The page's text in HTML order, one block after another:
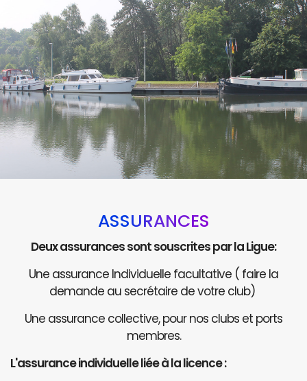
ASSURANCES
Deux assurances sont souscrites par la Ligue:
Une assurance Individuelle facultative ( faire la
demande au secrétaire de votre club)
Une assurance collective, pour nos clubs et ports
membres.
L'assurance individuelle liée à la licence :